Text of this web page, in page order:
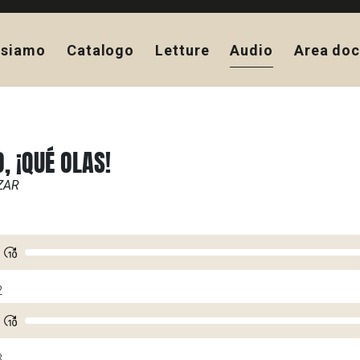
Catalogo Letture Audio Area
¡QUÉ OLAS!